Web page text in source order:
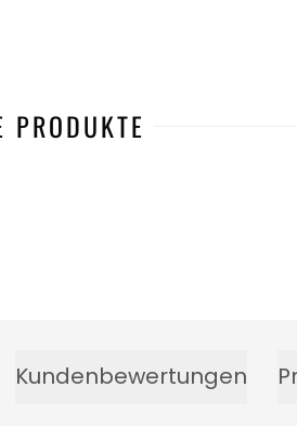
Kundenbewertungen